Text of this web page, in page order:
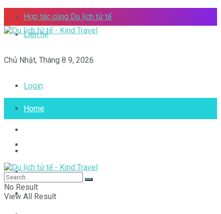
Hợp tác cùng Du lịch tử tế
Liên hệ
Chủ Nhật, Tháng 8 9, 2026
Login
Home
Toplist
Tips
Việt Nam của tôi
No Result
View All Result